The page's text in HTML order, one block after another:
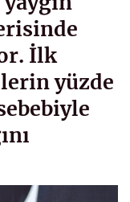
İlk
yüzde